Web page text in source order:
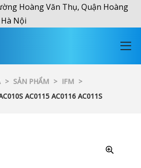
Hoàng Văn Thụ, Quận Hoàng
Nội
> SẢN PHẨM > IFM >
AC0115 AC0116 AC011S